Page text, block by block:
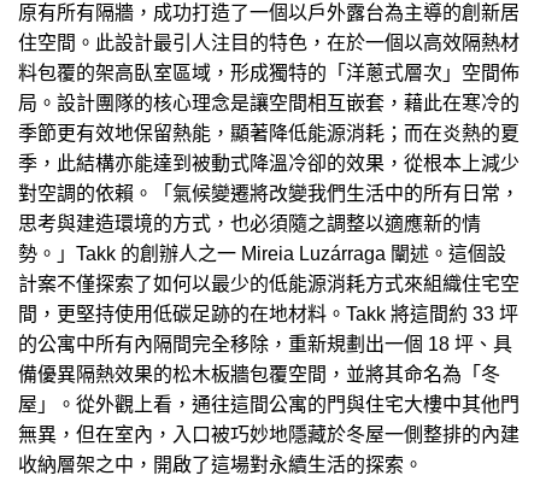
原有所有隔牆，成功打造了一個以戶外露台為主導的創新居
住空間。此設計最引人注目的特色，在於一個以高效隔熱材
料包覆的架高臥室區域，形成獨特的「洋蔥式層次」空間佈
局。設計團隊的核心理念是讓空間相互嵌套，藉此在寒冷的
季節更有效地保留熱能，顯著降低能源消耗；而在炎熱的夏
季，此結構亦能達到被動式降溫冷卻的效果，從根本上減少
對空調的依賴。「氣候變遷將改變我們生活中的所有日常，
思考與建造環境的方式，也必須隨之調整以適應新的情
勢。」Takk 的創辦人之一 Mireia Luzárraga 闡述。這個設
計案不僅探索了如何以最少的低能源消耗方式來組織住宅空
間，更堅持使用低碳足跡的在地材料。Takk 將這間約 33 坪
的公寓中所有內隔間完全移除，重新規劃出一個 18 坪、具
備優異隔熱效果的松木板牆包覆空間，並將其命名為「冬
屋」。從外觀上看，通往這間公寓的門與住宅大樓中其他門
無異，但在室內，入口被巧妙地隱藏於冬屋一側整排的內建
收納層架之中，開啟了這場對永續生活的探索。